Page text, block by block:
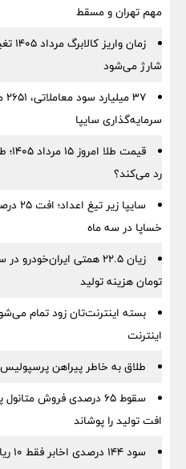
مهم تهران و مسقط
شارژ می‌شود
سرمایه‌گذاری سایپا
رد می‌کند؟
خساپا در سه ماه
تومان هزینه تولید
بسته اینترنت‌تان زود تمام
اینترنت
طلاق به خاطر پیراهن
سقوط ۶۵ درصدی فروش
افت تولید را پوشاند